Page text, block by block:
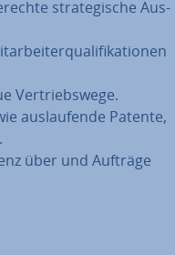
stra­te­gi­sche Aus­
Ver­triebs­we­ge.
aus­lau­fen­de Patente,
über und Aufträge